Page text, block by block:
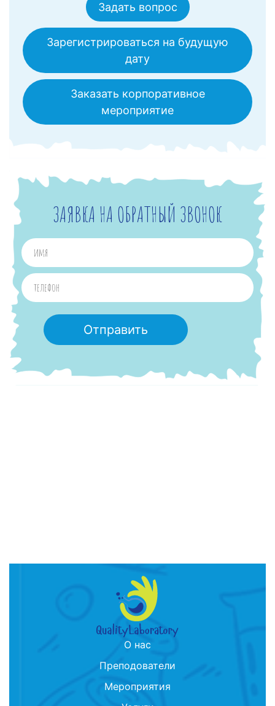
Задать вопрос
Зарегистрироваться на будущую
дату
Заказать корпоративное
мероприятие
ЗАЯВКА НА ОБРАТНЫЙ ЗВОНОК
О нас
Преподователи
Мероприятия